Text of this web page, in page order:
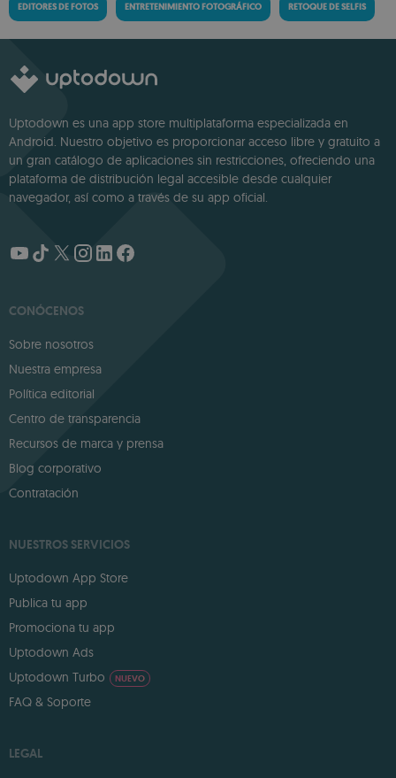
EDITORES DE FOTOS ENTRETENIMIENTO FOTOGRÁFICO RETOQUE DE SELFIS
Uptodown es una app store multiplataforma especializada en
Android. Nuestro objetivo es proporcionar acceso libre y gratuito a
un gran catálogo de aplicaciones sin restricciones, ofreciendo una
plataforma de distribución legal accesible desde cualquier
navegador, así como a través de su app oficial.
CONÓCENOS
Sobre nosotros
Nuestra empresa
Política editorial
Centro de transparencia
Recursos de marca y prensa
Blog corporativo
Contratación
NUESTROS SERVICIOS
Uptodown App Store
Publica tu app
Promociona tu app
Uptodown Ads
Uptodown Turbo
NUEVO
FAQ & Soporte
LEGAL